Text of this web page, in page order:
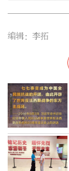
编辑：李拓